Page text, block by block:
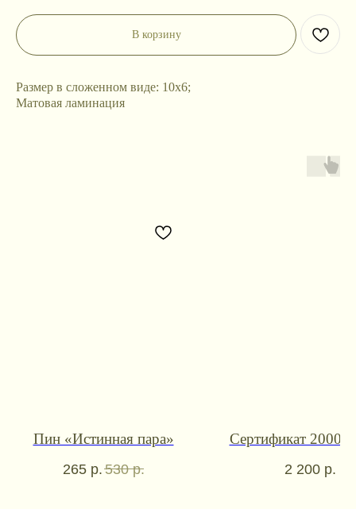
В корзину
Размер в сложенном виде: 10x6;
Матовая ламинация
Пин «Истинная пара»
265 р.530 р.
Сертификат 2000
2 200 р.
Telegram